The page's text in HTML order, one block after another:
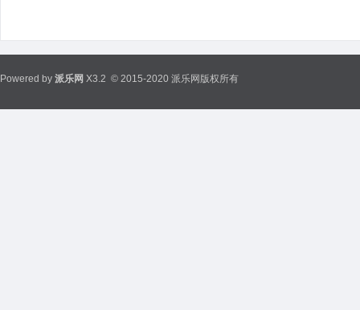
Powered by 派乐网 X3.2 © 2015-2020 派乐网版权所有